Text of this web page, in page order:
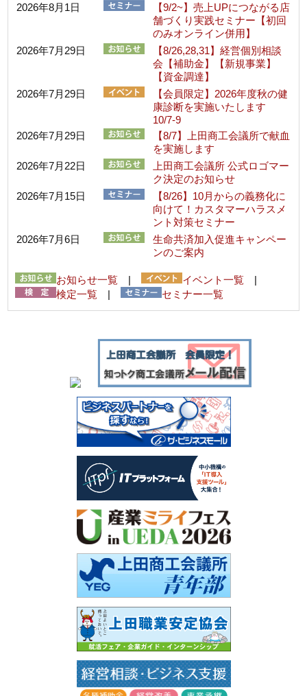
2026年8月1日
【9/2~】売上UPにつながる店
舗づくり実践セミナー【初回
のみオンライン併用】
2026年7月29日
【8/26,28,31】経営個別相談
会【補助金】【新規事業】
【資金調達】
2026年7月29日
【会員限定】2026年度秋の健
康診断を実施いたします
10/7-9
2026年7月29日
【8/7】上田商工会議所で献血
を実施します
2026年7月22日
上田商工会議所 公式ロゴマー
ク決定のお知らせ
2026年7月15日
【8/26】10月からの義務化に
向けて！カスタマーハラスメ
ント対策セミナー
2026年7月6日
生命共済加入促進キャンペー
ンのご案内
お知らせ一覧 | イベント一覧 |
検定一覧 | セミナー一覧